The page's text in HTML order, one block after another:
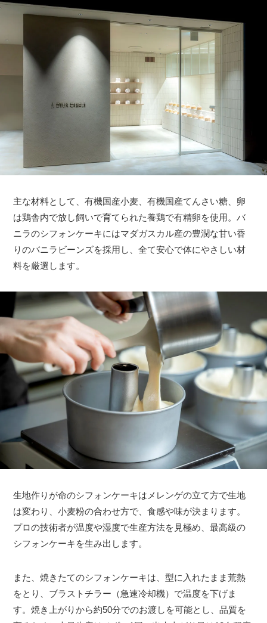
主な材料として、有機国産小麦、有機国産てんさい糖、卵
は鶏舎内で放し飼いで育てられた養鶏で有精卵を使用。バ
ニラのシフォンケーキにはマダガスカル産の豊潤な甘い香
りのバニラビーンズを採用し、全て安心で体にやさしい材
料を厳選します。
生地作りが命のシフォンケーキはメレンゲの立て方で生地
は変わり、小麦粉の合わせ方で、食感や味が決まります。
プロの技術者が温度や湿度で生産方法を見極め、最高級の
シフォンケーキを生み出します。
また、焼きたてのシフォンケーキは、型に入れたまま荒熱
をとり、ブラストチラー（急速冷却機）で温度を下げま
す。焼き上がりから約50分でのお渡しを可能とし、品質を